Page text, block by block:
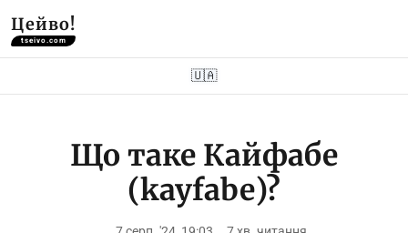
Цейво!
tseivo.com
🇺🇦
Що таке Кайфабе
(kayfabe)?